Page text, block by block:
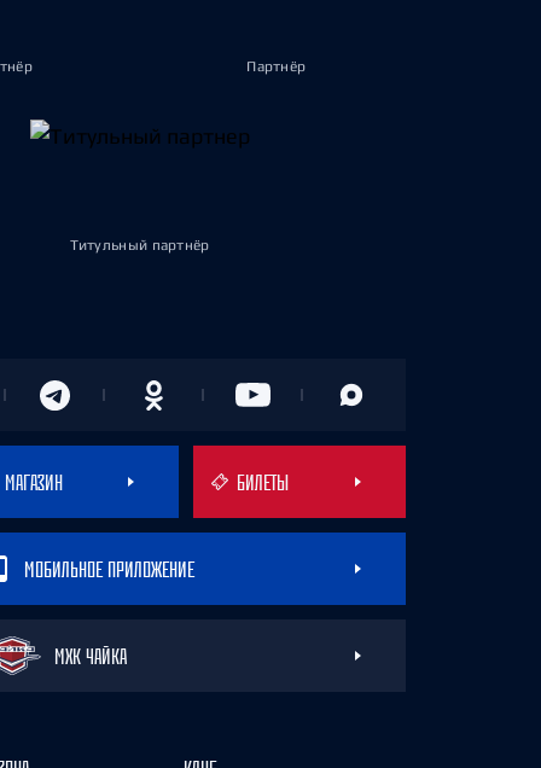
Партнёр
Титульный партнёр
МАГАЗИН БИЛЕТЫ
МОБИЛЬНОЕ ПРИЛОЖЕНИЕ
МХК ЧАЙКА